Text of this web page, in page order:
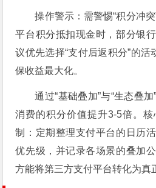
操作警示：需警惕“积分冲
平台积分抵扣现金时，部分银
议优先选择“支付后返积分”的活
保收益最大化。
通过“基础叠加”与“生态叠
消费的积分价值提升3-5倍。
制：定期整理支付平台的日历
优先级，并记录各场景的叠加
方能将第三方支付平台转化为真